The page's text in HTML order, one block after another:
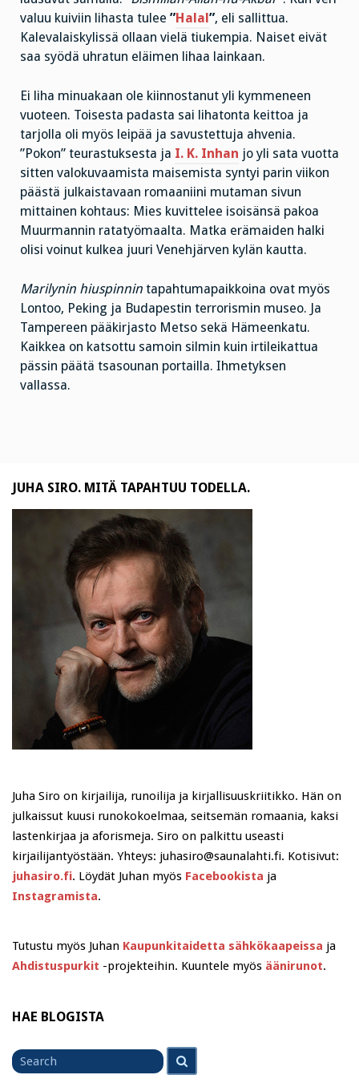
valuu kuiviin lihasta tulee ”Halal ”, eli sallittua.
Kalevalaiskylissä ollaan vielä tiukempia. Naiset eivät
saa syödä uhratun eläimen lihaa lainkaan.
Ei liha minuakaan ole kiinnostanut yli kymmeneen
vuoteen. Toisesta padasta sai lihatonta keittoa ja
tarjolla oli myös leipää ja savustettuja ahvenia.
”Pokon” teurastuksesta ja I. K. Inhan jo yli sata vuotta
sitten valokuvaamista maisemista syntyi parin viikon
päästä julkaistavaan romaaniini mutaman sivun
mittainen kohtaus: Mies kuvittelee isoisänsä pakoa
Muurmannin ratatyömaalta. Matka erämaiden halki
olisi voinut kulkea juuri Venehjärven kylän kautta.
Marilynin hiuspinnin tapahtumapaikkoina ovat myös
Lontoo, Peking ja Budapestin terrorismin museo. Ja
Tampereen pääkirjasto Metso sekä Hämeenkatu.
Kaikkea on katsottu samoin silmin kuin irtileikattua
pässin päätä tsasounan portailla. Ihmetyksen
vallassa.
JUHA SIRO. MITÄ TAPAHTUU TODELLA.
Juha Siro on kirjailija, runoilija ja kirjallisuuskriitikko. Hän on
julkaissut kuusi runokokoelmaa, seitsemän romaania, kaksi
lastenkirjaa ja aforismeja. Siro on palkittu useasti
kirjailijantyöstään. Yhteys: juhasiro@saunalahti.fi. Kotisivut:
juhasiro.fi. Löydät Juhan myös Facebookista ja
Instagramista.
Tutustu myös Juhan Kaupunkitaidetta sähkökaapeissa ja
Ahdistuspurkit -projekteihin. Kuuntele myös äänirunot.
HAE BLOGISTA
Search
for